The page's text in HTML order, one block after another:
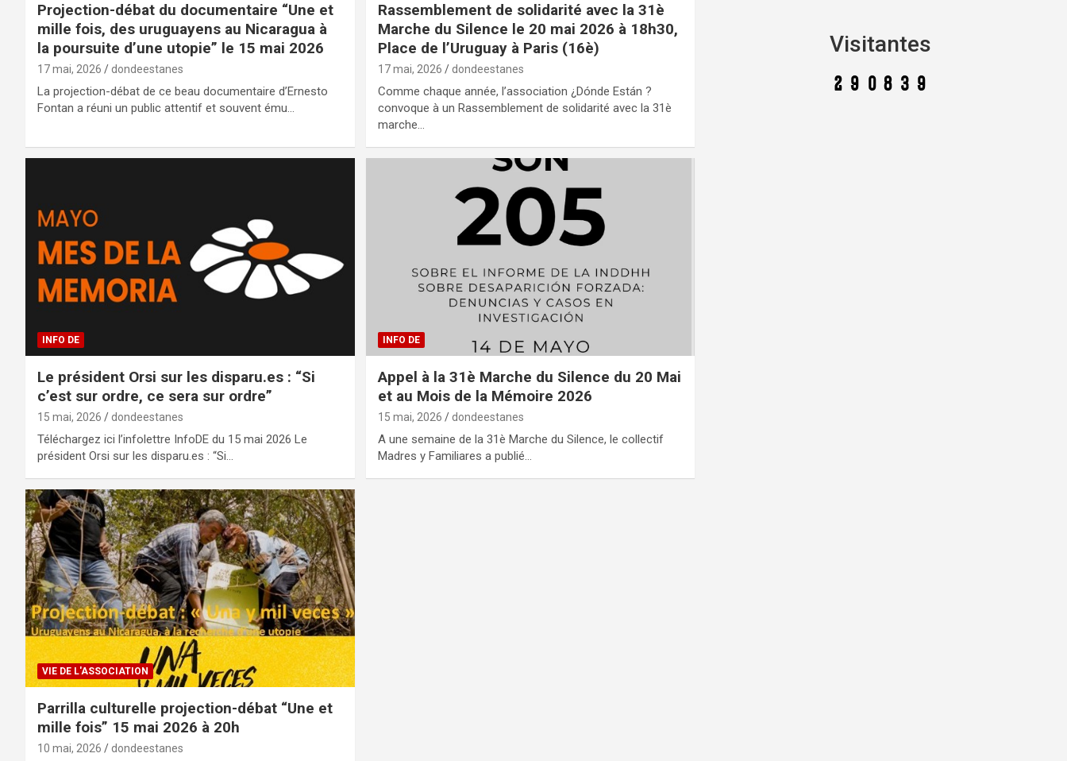
Projection-débat du documentaire “Une et
mille fois, des uruguayens au Nicaragua à
la poursuite d’une utopie” le 15 mai 2026
17 mai, 2026 dondeestanes
La projection-débat de ce beau documentaire d’Ernesto
Fontan a réuni un public attentif et souvent ému…
Rassemblement de solidarité avec la 31è
Marche du Silence le 20 mai 2026 à 18h30,
Place de l’Uruguay à Paris (16è)
17 mai, 2026 dondeestanes
Comme chaque année, l’association ¿Dónde Están ?
convoque à un Rassemblement de solidarité avec la 31è
marche…
INFO DE
Le président Orsi sur les disparu.es : “Si
c’est sur ordre, ce sera sur ordre”
15 mai, 2026 dondeestanes
Téléchargez ici l’infolettre InfoDE du 15 mai 2026 Le
président Orsi sur les disparu.es : “Si…
INFO DE
Appel à la 31è Marche du Silence du 20 Mai
et au Mois de la Mémoire 2026
15 mai, 2026 dondeestanes
A une semaine de la 31è Marche du Silence, le collectif
Madres y Familiares a publié…
VIE DE L'ASSOCIATION
Parrilla culturelle projection-débat “Une et
mille fois” 15 mai 2026 à 20h
10 mai, 2026 dondeestanes
Visitantes